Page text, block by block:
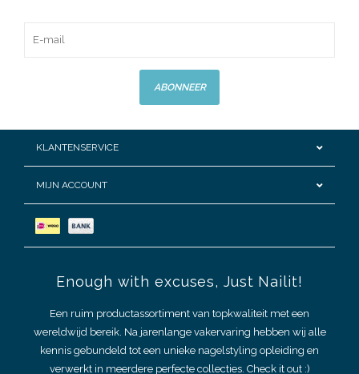
ABONNEER
KLANTENSERVICE
MIJN ACCOUNT
Enough with excuses, Just Nailit!
Een ruim productassortiment van topkwaliteit met een
wereldwijd bereik. Na jarenlange vakervaring hebben wij alle
kennis gebundeld tot een unieke nagelstyling opleiding en
verwerkt in meerdere perfecte collecties. Check it out :)